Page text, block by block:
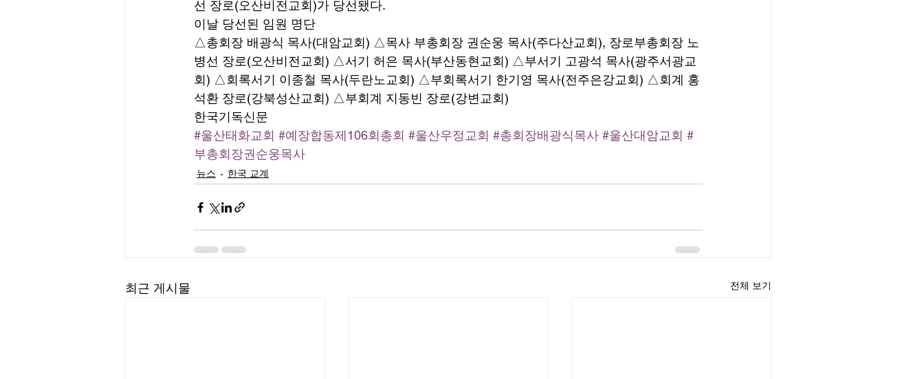
선 장로(오산비전교회)가 당선됐다.
이날 당선된 임원 명단
△총회장 배광식 목사(대암교회) △목사 부총회장 권순웅 목사(주다산교회), 장로부총회장 노
병선 장로(오산비전교회) △서기 허은 목사(부산동현교회) △부서기 고광석 목사(광주서광교
회) △회록서기 이종철 목사(두란노교회) △부회록서기 한기영 목사(전주은강교회) △회계 홍
석환 장로(강북성산교회) △부회계 지동빈 장로(강변교회)
한국기독신문
#울산태화교회 #예장합동제106회총회 #울산우정교회 #총회장배광식목사 #울산대암교회 #
부총회장권순웅목사
뉴스 한국 교계
최근 게시물 전체 보기